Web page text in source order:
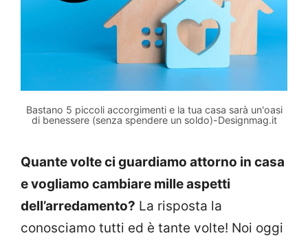
Bastano 5 piccoli accorgimenti e la tua casa sarà un'oasi
di benessere (senza spendere un soldo)-Designmag.it
Quante volte ci guardiamo attorno in casa
e vogliamo cambiare mille aspetti
dell’arredamento? La risposta la
conosciamo tutti ed è tante volte! Noi oggi